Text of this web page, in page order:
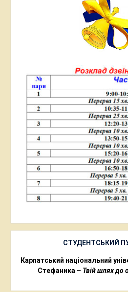
СТУДЕНТСЬКИЙ
Карпатський національний
Стефаника – Твій шлях до